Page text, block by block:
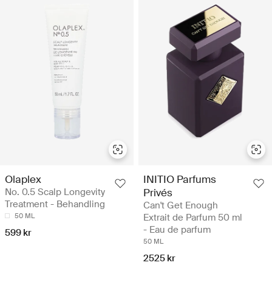
Olaplex
No. 0.5 Scalp Longevity
Treatment - Behandling
50 ML
599 kr
INITIO Parfums
Privés
Can't Get Enough
Extrait de Parfum 50 ml
- Eau de parfum
50 ML
2525 kr